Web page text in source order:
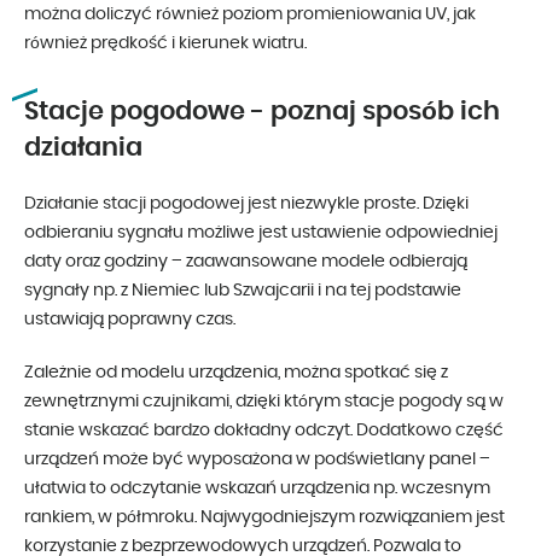
można doliczyć również poziom promieniowania UV, jak
również prędkość i kierunek wiatru.
Stacje pogodowe - poznaj sposób ich
działania
Działanie stacji pogodowej jest niezwykle proste. Dzięki
odbieraniu sygnału możliwe jest ustawienie odpowiedniej
daty oraz godziny – zaawansowane modele odbierają
sygnały np. z Niemiec lub Szwajcarii i na tej podstawie
ustawiają poprawny czas.
Zależnie od modelu urządzenia, można spotkać się z
zewnętrznymi czujnikami, dzięki którym stacje pogody są w
stanie wskazać bardzo dokładny odczyt. Dodatkowo część
urządzeń może być wyposażona w podświetlany panel –
ułatwia to odczytanie wskazań urządzenia np. wczesnym
rankiem, w półmroku. Najwygodniejszym rozwiązaniem jest
korzystanie z bezprzewodowych urządzeń. Pozwala to